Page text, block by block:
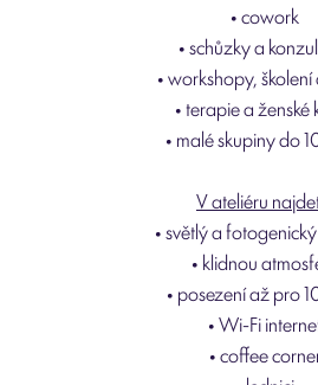
• cowork
• schůzky a
• workshopy,
• terapie a ženské
• malé skupiny do
V ateliéru
• světlý a
• klidnou
• posezení až pro
• Wi-Fi
• coffee